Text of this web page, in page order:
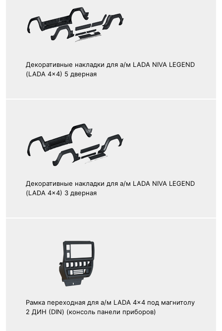
Декоративные накладки для а/м LADA NIVA LEGEND
(LADA 4x4) 5 дверная
Декоративные накладки для а/м LADA NIVA LEGEND
(LADA 4x4) 3 дверная
Рамка переходная для а/м LADA 4x4 под магнитолу
2 ДИН (DIN) (консоль панели приборов)